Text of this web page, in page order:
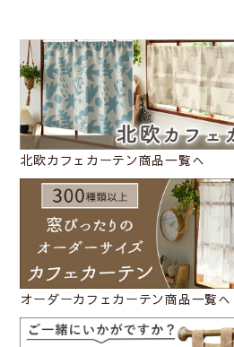
北欧カフェカーテン商品一覧へ
オーダーカフェカーテン商品一覧へ